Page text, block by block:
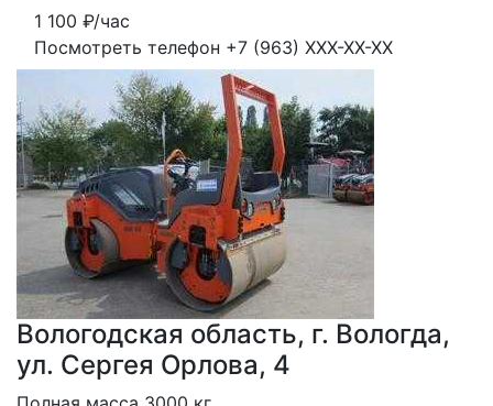
1 100 ₽/час
Посмотреть телефон +7 (963) XXX-XX-XX
Вологодская область, г. Вологда,
ул. Сергея Орлова, 4